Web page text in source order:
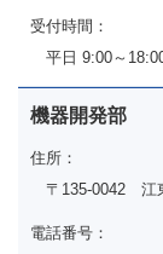
受付時間：
平日 9:00～
機器開発部
住所：
〒135-0042 江
電話番号：